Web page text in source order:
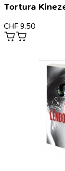
Tortura
CHF 9.50